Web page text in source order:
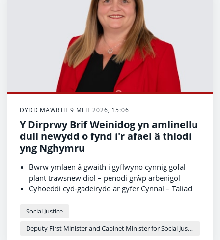
DYDD MAWRTH 9 MEH 2026, 15:06
Y Dirprwy Brif Weinidog yn amlinellu
dull newydd o fynd i'r afael â thlodi
yng Nghymru
Bwrw ymlaen â gwaith i gyflwyno cynnig gofal
plant trawsnewidiol – penodi grŵp arbenigol
Cyhoeddi cyd-gadeirydd ar gyfer Cynnal – Taliad
Cynllun uchelgeisiol a chyflawnadwy i fynd i'r
Social Justice
Deputy First Minister and Cabinet Minister for Social Justice and Equality - Sioned Williams